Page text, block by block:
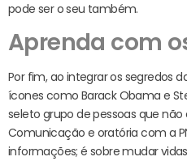
pode ser o seu também.
Aprenda com
Por fim, ao integrar os segredos
ícones como Barack Obama e
seleto grupo de pessoas que
Comunicação e oratória com a
informações; é sobre mudar